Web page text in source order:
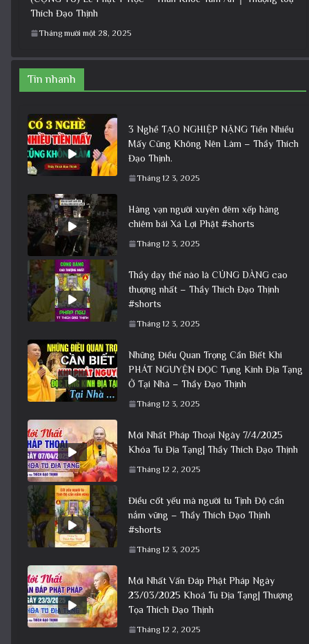
Thích Đạo Thịnh
Tháng mười một 28, 2025
Tin nhanh
3 Nghề TẠO NGHIỆP NẶNG Tiền Nhiều
Mấy Cũng Không Nên Làm – Thầy Thích
Đạo Thịnh.
Tháng 12 3, 2025
Hàng vạn người xuyên đêm xếp hàng
chiêm bái Xá Lợi Phật #shorts
Tháng 12 3, 2025
Thầy dạy thế nào là CÚNG DÀNG cao
thượng nhất – Thầy Thích Đạo Thịnh
#shorts
Tháng 12 3, 2025
Những Điều Quan Trọng Cần Biết Khi
PHÁT NGUYỆN ĐỌC Tụng Kinh Địa Tạng
Ở Tại Nhà – Thầy Đạo Thịnh
Tháng 12 3, 2025
Mới Nhất Pháp Thoại Ngày 7/4/2025
Khóa Tu Địa Tạng| Thầy Thích Đạo Thịnh
Tháng 12 2, 2025
Điều cốt yếu mà người tu Tịnh Độ cần
nắm vững – Thầy Thích Đạo Thịnh
#shorts
Tháng 12 3, 2025
Mới Nhất Vấn Đáp Phật Pháp Ngày
23/03/2025 Khoá Tu Địa Tạng| Thượng
Tọa Thích Đạo Thịnh
Tháng 12 2, 2025